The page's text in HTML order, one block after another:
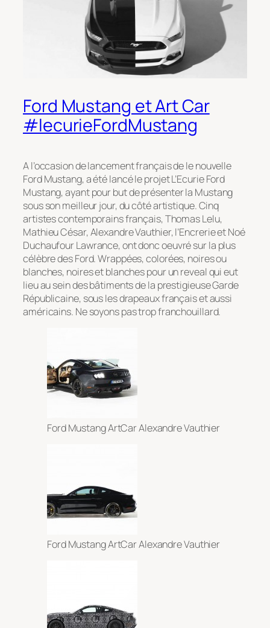
Ford Mustang et Art Car
#lecurieFordMustang
A l’occasion de lancement français de le nouvelle
Ford Mustang, a été lancé le projetL’Ecurie Ford
Mustang, ayant pour but de présenter la Mustang
sous son meilleur jour, du côté artistique. Cinq
artistes contemporains français, Thomas Lelu,
Mathieu César, Alexandre Vauthier, l’Encrerie et Noé
Duchaufour Lawrance, ont donc oeuvré sur la plus
célèbre des Ford. Wrappées, colorées, noires ou
blanches, noires et blanches pour un reveal qui eut
lieu au sein des bâtiments de la prestigieuse Garde
Républicaine, sous les drapeaux français et aussi
américains. Ne soyons pas trop franchouillard.
Ford Mustang ArtCar Alexandre Vauthier
Ford Mustang ArtCar Alexandre Vauthier